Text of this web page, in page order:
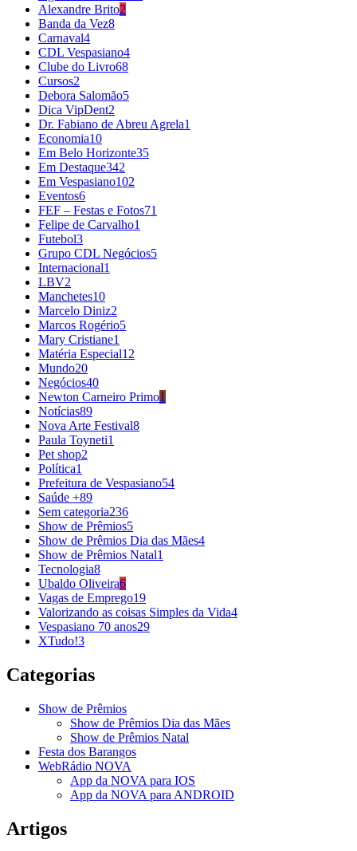
Alexandre Brito2
Banda da Vez8
Carnaval4
CDL Vespasiano4
Clube do Livro68
Cursos2
Debora Salomão5
Dica VipDent2
Dr. Fabiano de Abreu Agrela1
Economia10
Em Belo Horizonte35
Em Destaque342
Em Vespasiano102
Eventos6
FEF – Festas e Fotos71
Felipe de Carvalho1
Futebol3
Grupo CDL Negócios5
Internacional1
LBV2
Manchetes10
Marcelo Diniz2
Marcos Rogério5
Mary Cristiane1
Matéria Especial12
Mundo20
Negócios40
Newton Carneiro Primo1
Notícias89
Nova Arte Festival8
Paula Toyneti1
Pet shop2
Política1
Prefeitura de Vespasiano54
Saúde +89
Sem categoria236
Show de Prêmios5
Show de Prêmios Dia das Mães4
Show de Prêmios Natal1
Tecnologia8
Ubaldo Oliveira6
Vagas de Emprego19
Valorizando as coisas Simples da Vida4
Vespasiano 70 anos29
XTudo!3
Categorias
Show de Prêmios
Show de Prêmios Dia das Mães
Show de Prêmios Natal
Festa dos Barangos
WebRádio NOVA
App da NOVA para IOS
App da NOVA para ANDROID
Artigos